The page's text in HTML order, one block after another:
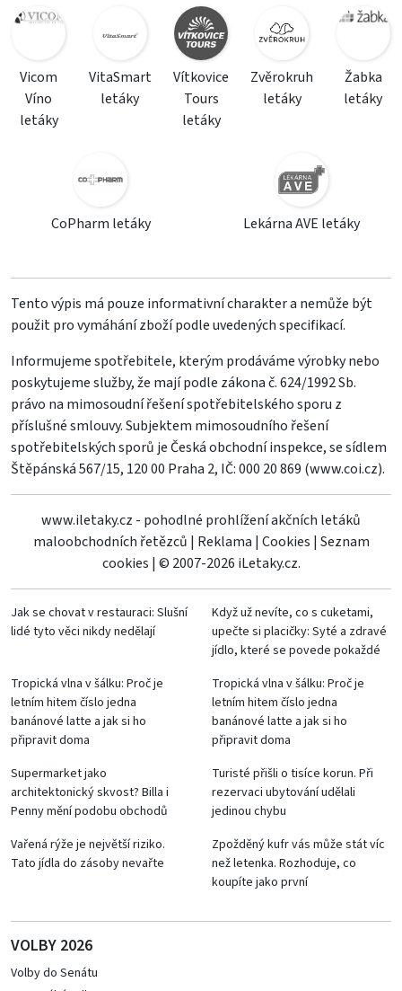
Vicom
Víno
letáky
VitaSmart
letáky
Vítkovice
Tours
letáky
Zvěrokruh
letáky
Žabka
letáky
CoPharm letáky Lekárna AVE letáky
Tento výpis má pouze informativní charakter a nemůže být
použit pro vymáhání zboží podle uvedených specifikací.
Informujeme spotřebitele, kterým prodáváme výrobky nebo
poskytujeme služby, že mají podle zákona č. 624/1992 Sb.
právo na mimosoudní řešení spotřebitelského sporu z
příslušné smlouvy. Subjektem mimosoudního řešení
spotřebitelských sporů je Česká obchodní inspekce, se sídlem
Štěpánská 567/15, 120 00 Praha 2, IČ: 000 20 869 (www.coi.cz).
www.iletaky.cz - pohodlné prohlížení akčních letáků
maloobchodních řetězců | Reklama | Cookies | Seznam
cookies | © 2007-2026 iLetaky.cz.
Jak se chovat v restauraci: Slušní
lidé tyto věci nikdy nedělají
Když už nevíte, co s cuketami,
upečte si placičky: Syté a zdravé
jídlo, které se povede pokaždé
Tropická vlna v šálku: Proč je
letním hitem číslo jedna
banánové latte a jak si ho
připravit doma
Tropická vlna v šálku: Proč je
letním hitem číslo jedna
banánové latte a jak si ho
připravit doma
Supermarket jako
architektonický skvost? Billa i
Penny mění podobu obchodů
Turisté přišli o tisíce korun. Při
rezervaci ubytování udělali
jedinou chybu
Vařená rýže je největší riziko.
Tato jídla do zásoby nevařte
Zpožděný kufr vás může stát víc
než letenka. Rozhoduje, co
koupíte jako první
VOLBY 2026
Volby do Senátu